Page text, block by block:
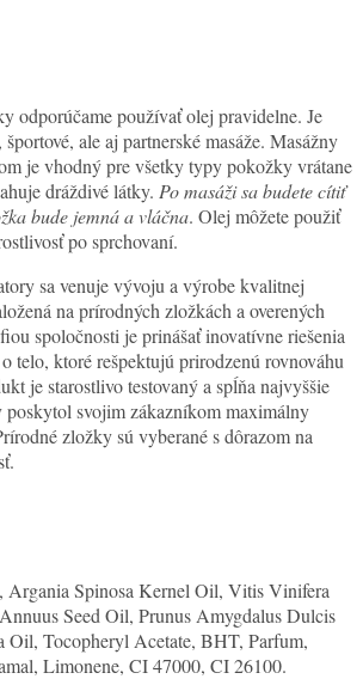
odporúčame používať olej pravidelne. Je
ale aj partnerské masáže. Masážny
je vhodný pre všetky typy pokožky vrátane
dráždivé látky. Po masáži sa budete cítiť
bude jemná a vláčna. Olej môžete použiť
po sprchovaní.
sa venuje vývoju a výrobe kvalitnej
na prírodných zložkách a overených
spoločnosti je prinášať inovatívne riešenia
telo, ktoré rešpektujú prirodzenú rovnováhu
je starostlivo testovaný a spĺňa najvyššie
poskytol svojim zákazníkom maximálny
zložky sú vyberané s dôrazom na
Argania Spinosa Kernel Oil, Vitis Vinifera
Seed Oil, Prunus Amygdalus Dulcis
Oil, Tocopheryl Acetate, BHT, Parfum,
Limonene, CI 47000, CI 26100.